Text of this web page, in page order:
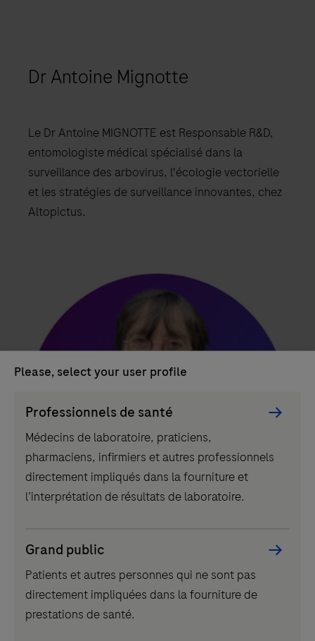
Dr Antoine Mignotte
Le Dr Antoine MIGNOTTE est Responsable R&D,
entomologiste médical spécialisé dans la
surveillance des arbovirus, l'écologie vectorielle
et les stratégies de surveillance innovantes, chez
Altopictus.
Dr Françoise Gay-Andrieu
Please, select your user profile
Picker
component
Professionnels de santé
Médecins de laboratoire, praticiens,
pharmaciens, infirmiers et autres professionnels
directement impliqués dans la fourniture et
l’interprétation de résultats de laboratoire.
Grand public
Patients et autres personnes qui ne sont pas
directement impliquées dans la fourniture de
prestations de santé.